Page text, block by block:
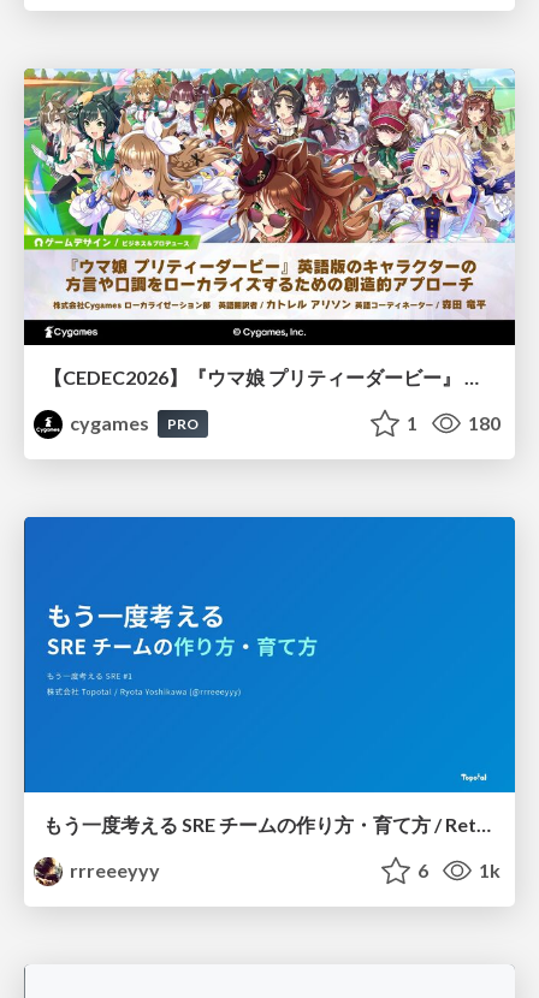
cygames
PRO 1 180
もう一度考える SRE チームの作り方・育て方 / Rethinking SRE #1: Building and Growing SRE Teams
rrreeeyyy
6 1k